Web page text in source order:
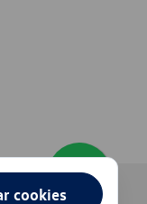
cookies